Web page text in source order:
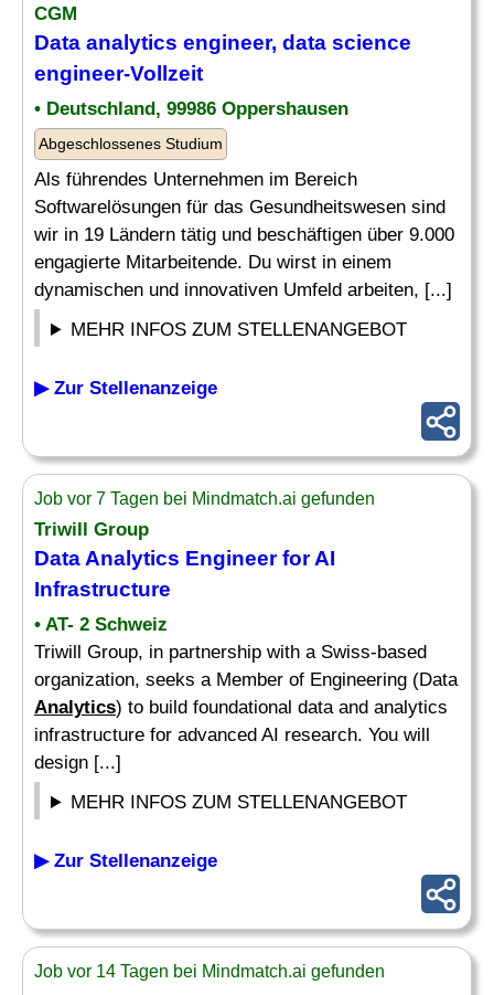
CGM
Data analytics engineer, data science
engineer-Vollzeit
• Deutschland, 99986 Oppershausen
Abgeschlossenes Studium
Als führendes Unternehmen im Bereich
Softwarelösungen für das Gesundheitswesen sind
wir in 19 Ländern tätig und beschäftigen über 9.000
engagierte Mitarbeitende. Du wirst in einem
dynamischen und innovativen Umfeld arbeiten, [...]
MEHR INFOS ZUM STELLENANGEBOT
▶ Zur Stellenanzeige
Job vor 7 Tagen bei Mindmatch.ai gefunden
Triwill Group
Data Analytics Engineerfor AI
Infrastructure
• AT- 2 Schweiz
Triwill Group, in partnership with a Swiss-based
organization, seeks a Member of Engineering (Data
Analytics) to build foundational data and analytics
infrastructure for advanced AI research. You will
design [...]
MEHR INFOS ZUM STELLENANGEBOT
▶ Zur Stellenanzeige
Job vor 14 Tagen bei Mindmatch.ai gefunden